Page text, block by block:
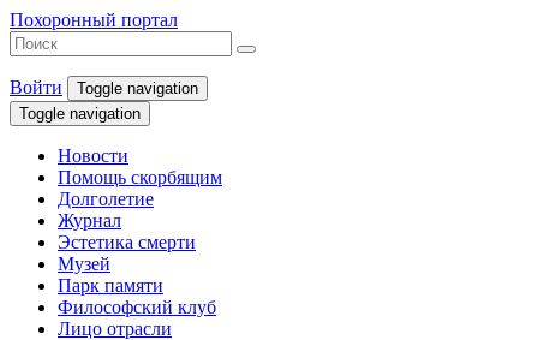
Похоронный портал
Войти
Toggle navigation
Toggle navigation
Новости
Помощь скорбящим
Долголетие
Журнал
Эстетика смерти
Музей
Парк памяти
Философский клуб
Лицо отрасли